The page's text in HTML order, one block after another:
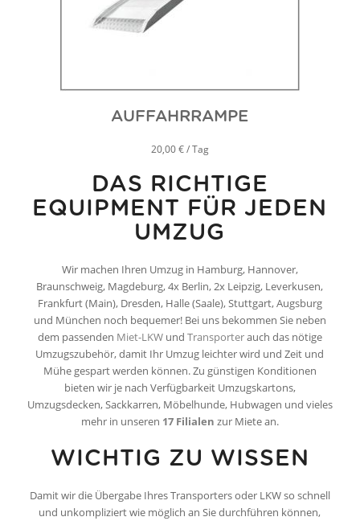
AUFFAHRRAMPE
20,00 € / Tag
DAS RICHTIGE
EQUIPMENT FÜR JEDEN
UMZUG
Wir machen Ihren Umzug in Hamburg, Hannover,
Braunschweig, Magdeburg, 4x Berlin, 2x Leipzig, Leverkusen,
Frankfurt (Main), Dresden, Halle (Saale), Stuttgart, Augsburg
und München noch bequemer! Bei uns bekommen Sie neben
dem passenden Miet-LKWund Transporterauch das nötige
Umzugszubehör, damit Ihr Umzug leichter wird und Zeit und
Mühe gespart werden können. Zu günstigen Konditionen
bieten wir je nach Verfügbarkeit Umzugskartons,
Umzugsdecken, Sackkarren, Möbelhunde, Hubwagen und vieles
mehr in unseren 17 Filialen zur Miete an.
WICHTIG ZU WISSEN
Damit wir die Übergabe Ihres Transporters oder LKW so schnell
und unkompliziert wie möglich an Sie durchführen können,